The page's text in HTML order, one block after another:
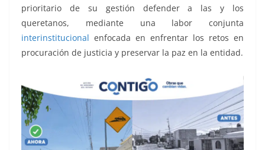
prioritario de su gestión defender a las y los
queretanos, mediante una labor conjunta
interinstitucional enfocada en enfrentar los retos en
procuración de justicia y preservar la paz en la entidad.